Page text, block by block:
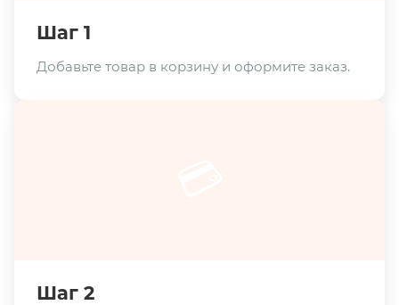
Шаг 1
Добавьте товар в корзину и оформите заказ.
Шаг 2